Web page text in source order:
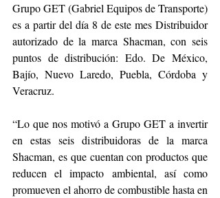
Grupo GET (Gabriel Equipos de Transporte)
es a partir del día 8 de este mes Distribuidor
autorizado de la marca Shacman, con seis
puntos de distribución: Edo. De México,
Bajío, Nuevo Laredo, Puebla, Córdoba y
Veracruz.
“Lo que nos motivó a Grupo GET a invertir
en estas seis distribuidoras de la marca
Shacman, es que cuentan con productos que
reducen el impacto ambiental, así como
promueven el ahorro de combustible hasta en